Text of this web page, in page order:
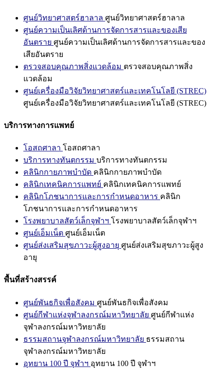
ศูนย์วิทยาศาสตร์ฮาลาล ศูนย์วิทยาศาสตร์ฮาลาล
ศูนย์ความเป็นเลิศด้านการจัดการสารและของเสีย
อันตราย ศูนย์ความเป็นเลิศด้านการจัดการสารและของ
เสียอันตราย
ตรวจสอบคุณภาพสิ่งแวดล้อม ตรวจสอบคุณภาพสิ่ง
แวดล้อม
ศูนย์เครื่องมือวิจัยวิทยาศาสตร์และเทคโนโลยี (STREC)
ศูนย์เครื่องมือวิจัยวิทยาศาสตร์และเทคโนโลยี (STREC)
บริการทางการแพทย์
โอสถศาลา โอสถศาลา
บริการทางทันตกรรม บริการทางทันตกรรม
คลินิกกายภาพบำบัด คลินิกกายภาพบำบัด
คลินิกเทคนิคการแพทย์ คลินิกเทคนิคการแพทย์
คลินิกโภชนาการและการกำหนดอาหาร คลินิก
โภชนาการและการกำหนดอาหาร
โรงพยาบาลสัตว์เล็กจุฬาฯ โรงพยาบาลสัตว์เล็กจุฬาฯ
ศูนย์เอ็มเน็ต ศูนย์เอ็มเน็ต
ศูนย์ส่งเสริมสุขภาวะผู้สูงอายุ ศูนย์ส่งเสริมสุขภาวะผู้สูง
อายุ
พื้นที่สร้างสรรค์
ศูนย์พันธกิจเพื่อสังคม ศูนย์พันธกิจเพื่อสังคม
ศูนย์กีฬาแห่งจุฬาลงกรณ์มหาวิทยาลัย ศูนย์กีฬาแห่ง
จุฬาลงกรณ์มหาวิทยาลัย
ธรรมสถานจุฬาลงกรณ์มหาวิทยาลัย ธรรมสถาน
จุฬาลงกรณ์มหาวิทยาลัย
อุทยาน 100 ปี จุฬาฯ อุทยาน 100 ปี จุฬาฯ